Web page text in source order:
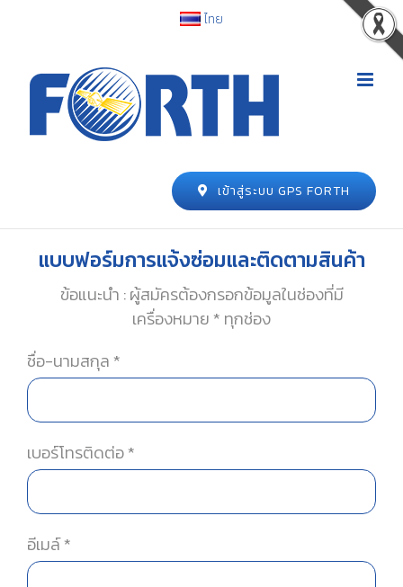
ไทย
เข้าสู่ระบบ GPS FORTH
แบบฟอร์มการแจ้งซ่อมและติดตามสินค้า
ข้อแนะนำ : ผู้สมัครต้องกรอกข้อมูลในช่องที่มี
เครื่องหมาย * ทุกช่อง
ชื่อ-นามสกุล *
เบอร์โทรติดต่อ *
อีเมล์ *